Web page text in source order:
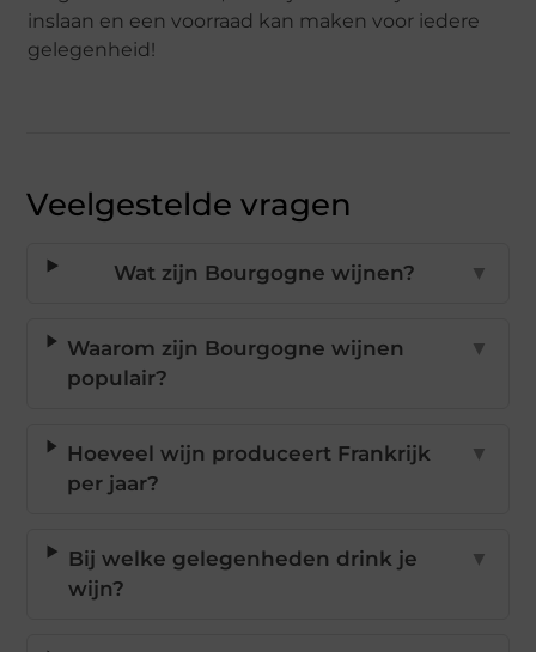
inslaan en een voorraad kan maken voor iedere
gelegenheid!
Veelgestelde vragen
Wat zijn Bourgogne wijnen? ▼
Waarom zijn Bourgogne wijnen
populair?
▼
Hoeveel wijn produceert Frankrijk
per jaar?
▼
Bij welke gelegenheden drink je
wijn?
▼